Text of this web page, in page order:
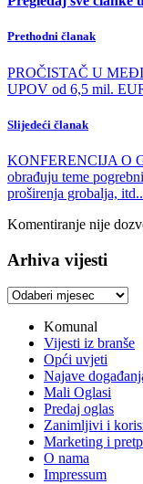
Prethodni članak
PROČISTAČ U
UPOV od 6,5 mil.
Slijedeći članak
KONFERENCIJA O
obrađuju teme
proširenja grobalja,
Komentiranje nije
Arhiva vijesti
Arhiva
Komunal
Vijesti iz branše
Opći uvjeti
Najave
Mali Oglasi
Predaj oglas
Zanimljivi i
Marketing i
O nama
Impressum